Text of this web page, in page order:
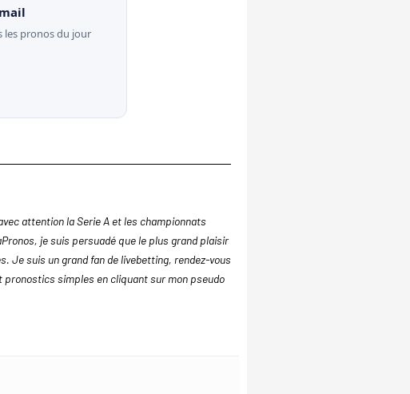
les pronos du jour
attention la Serie A et les championnats
je suis persuadé que le plus grand plaisir
Je suis un grand fan de livebetting, rendez-vous
simples en cliquant sur mon pseudo